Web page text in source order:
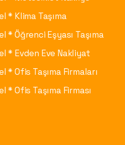
* Klima Taşıma
* Öğrenci Eşyası Taşıma
* Evden Eve Nakliyat
* Ofis Taşıma Firmaları
* Ofis Taşıma Firması